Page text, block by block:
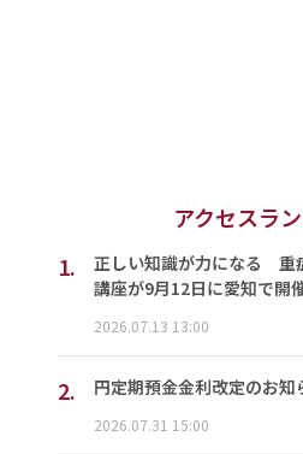
アクセスラ
1.
正しい知識が力になる 重
講座が9月12日に愛知で開
2026.07.13 13:00
2. 円定期預金金利改定のお知
2026.07.31 15:00